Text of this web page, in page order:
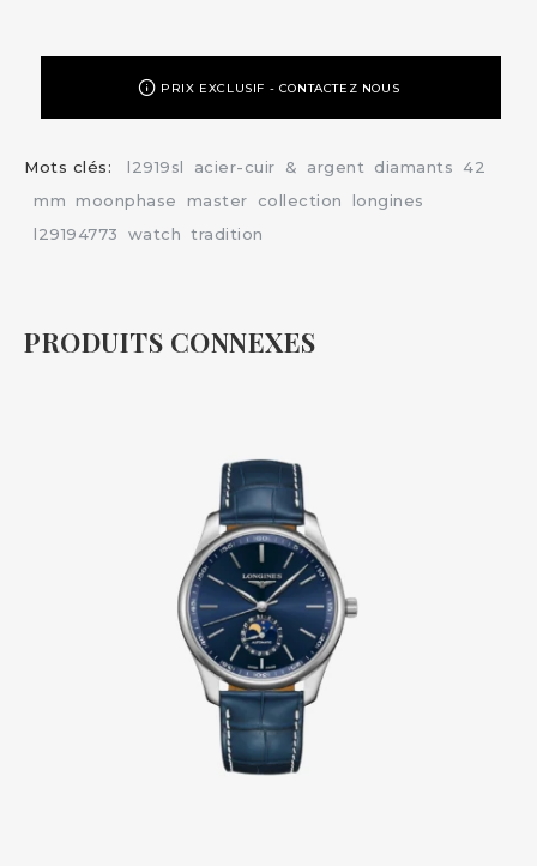
PRIX EXCLUSIF - CONTACTEZ NOUS
Mots clés: l2919sl acier-cuir & argent diamants
42
mm moonphase master collection
longines
l29194773
watch tradition
PRODUITS CONNEXES